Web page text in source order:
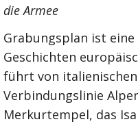
die Armee
Grabungsplan ist
Geschichten
führt von
Verbindungslinie
Merkurtempel, das